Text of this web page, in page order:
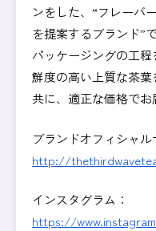
ンをした、“フレーバ
を提案するブランド”
パッケージングの工程
鮮度の高い上質な茶
共に、適正な価格でお
ブランドオフィシャル
http://
インスタグラム：
https://